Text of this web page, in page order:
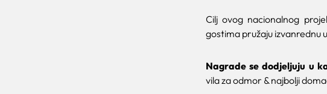
Cilj ovog nacionalnog
gostima pružaju izvanrednu
Nagrade se dodjeljuju u
vila za odmor & najbolji